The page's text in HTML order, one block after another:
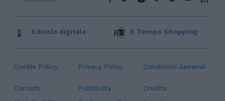
Cookie Policy Privacy Policy Condizioni Generali
Contatti Pubblicità
Credits
Edicola digitale Il Tempo Shopping